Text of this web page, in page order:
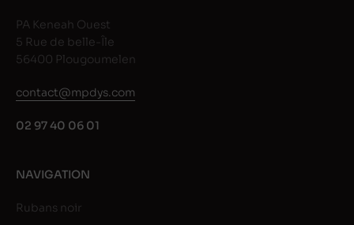
PA Keneah Ouest
5 Rue de belle-Île
56400 Plougoumelen
contact@mpdys.com
02 97 40 06 01
NAVIGATION
Rubans noir